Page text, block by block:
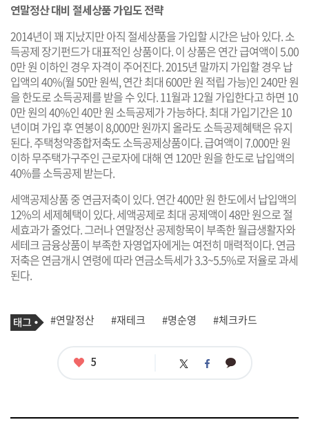
연말정산 대비 절세상품 가입도 전략
2014년이 꽤 지났지만 아직 절세상품을 가입할 시간은 남아 있다. 소
득공제 장기펀드가 대표적인 상품이다. 이 상품은 연간 급여액이 5.00
0만 원 이하인 경우 자격이 주어진다. 2015년 말까지 가입할 경우 납
입액의 40%(월 50만 원씩, 연간 최대 600만 원 적립 가능)인 240만 원
을 한도로 소득공제를 받을 수 있다. 11월과 12월 가입한다고 하면 10
0만 원의 40%인 40만 원 소득공제가 가능하다. 최대 가입기간은 10
년이며 가입 후 연봉이 8,000만 원까지 올라도 소득공제혜택은 유지
된다. 주택청약종합저축도 소득공제상품이다. 급여액이 7.000만 원
이하 무주택가구주인 근로자에 대해 연 120만 원을 한도로 납입액의
40%를 소득공제 받는다.
세액공제상품 중 연금저축이 있다. 연간 400만 원 한도에서 납입액의
12%의 세제혜택이 있다. 세액공제로 최대 공제액이 48만 원으로 절
세효과가 줄었다. 그러나 연말정산 공제항목이 부족한 월급생활자와
세테크 금융상품이 부족한 자영업자에게는 여전히 매력적이다. 연금
저축은 연금개시 연령에 따라 연금소득세가 3.3~5.5%로 저율로 과세
된다.
기
사
태
그
#연말정산 #재테크 #명순영 #체크카드
좋
5 트 페 카